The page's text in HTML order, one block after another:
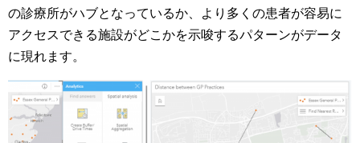
の診療所がハブとなっているか、より多くの患者が容易に
アクセスできる施設がどこかを示唆するパターンがデータ
に現れます。